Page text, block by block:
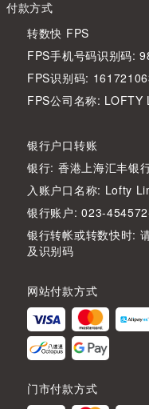
付款方式
转数快 FPS
FPS手机号码识别码:
FPS识别码:
FPS公司名称: LOFTY
银行户口转账
银行: 香港上海汇丰银
入账户口名称: Lofty
银行账户: 023-
银行转帐或转数快时:
及识别码
网站付款方式
门市付款方式